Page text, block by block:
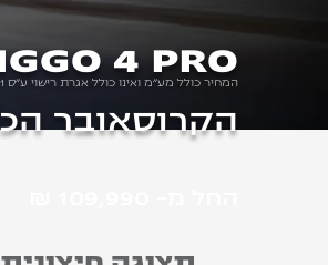
4 PRO
הקרוסאובר
המחיר כולל מע"מ ואינו כולל אגרת רישוי ע"ס 1,401 ש"ח או תוספת על צבע מטאלי /פנינה